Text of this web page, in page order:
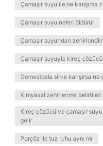
Çamaşır suyu ile ne karışırsa
Çamaşır suyu neleri öldürür
Çamaşır suyundan
Çamaşır suyuyla kireç çözücü
Domestosla sirke karışırsa ne
Kimyasal zehirlenme
Kireç çözücü ve çamaşır suyu
gelir
Porçöz ile tuz ruhu aynı mı